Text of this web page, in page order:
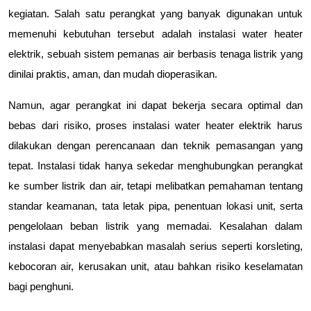
kegiatan. Salah satu perangkat yang banyak digunakan untuk
memenuhi kebutuhan tersebut adalah instalasi water heater
elektrik, sebuah sistem pemanas air berbasis tenaga listrik yang
dinilai praktis, aman, dan mudah dioperasikan.
Namun, agar perangkat ini dapat bekerja secara optimal dan
bebas dari risiko, proses instalasi water heater elektrik harus
dilakukan dengan perencanaan dan teknik pemasangan yang
tepat. Instalasi tidak hanya sekedar menghubungkan perangkat
ke sumber listrik dan air, tetapi melibatkan pemahaman tentang
standar keamanan, tata letak pipa, penentuan lokasi unit, serta
pengelolaan beban listrik yang memadai. Kesalahan dalam
instalasi dapat menyebabkan masalah serius seperti korsleting,
kebocoran air, kerusakan unit, atau bahkan risiko keselamatan
bagi penghuni.